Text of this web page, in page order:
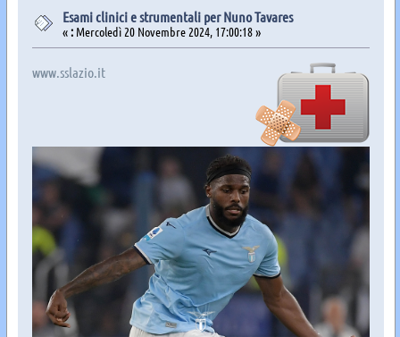
Esami clinici e strumentali per Nuno Tavares
«:Mercoledì 20 Novembre 2024, 17:00:18 »
www.sslazio.it